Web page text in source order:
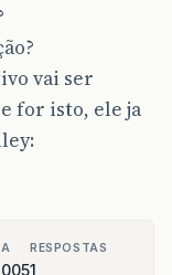
vai ser
for isto, ele ja
RESPOSTAS
1